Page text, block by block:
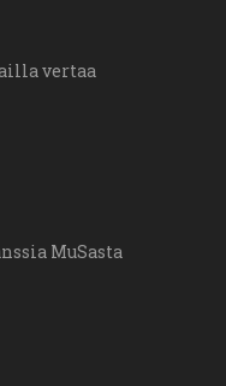
vertaa
MuSasta